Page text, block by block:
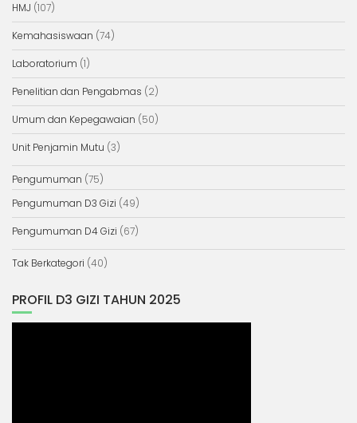
HMJ (107)
Kemahasiswaan (74)
Laboratorium (1)
Penelitian dan Pengabmas (2)
Umum dan Kepegawaian (50)
Unit Penjamin Mutu (3)
Pengumuman (75)
Pengumuman D3 Gizi (49)
Pengumuman D4 Gizi (67)
Tak Berkategori (40)
PROFIL D3 GIZI TAHUN 2025